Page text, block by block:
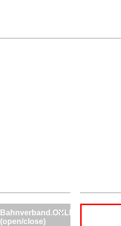
Bahnverband.ONLINE
(open/close)